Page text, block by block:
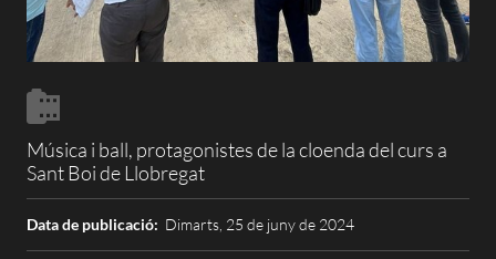
Música i ball, protagonistes de la cloenda del curs a
Sant Boi de Llobregat
Data de publicació: Dimarts, 25 de juny de 2024